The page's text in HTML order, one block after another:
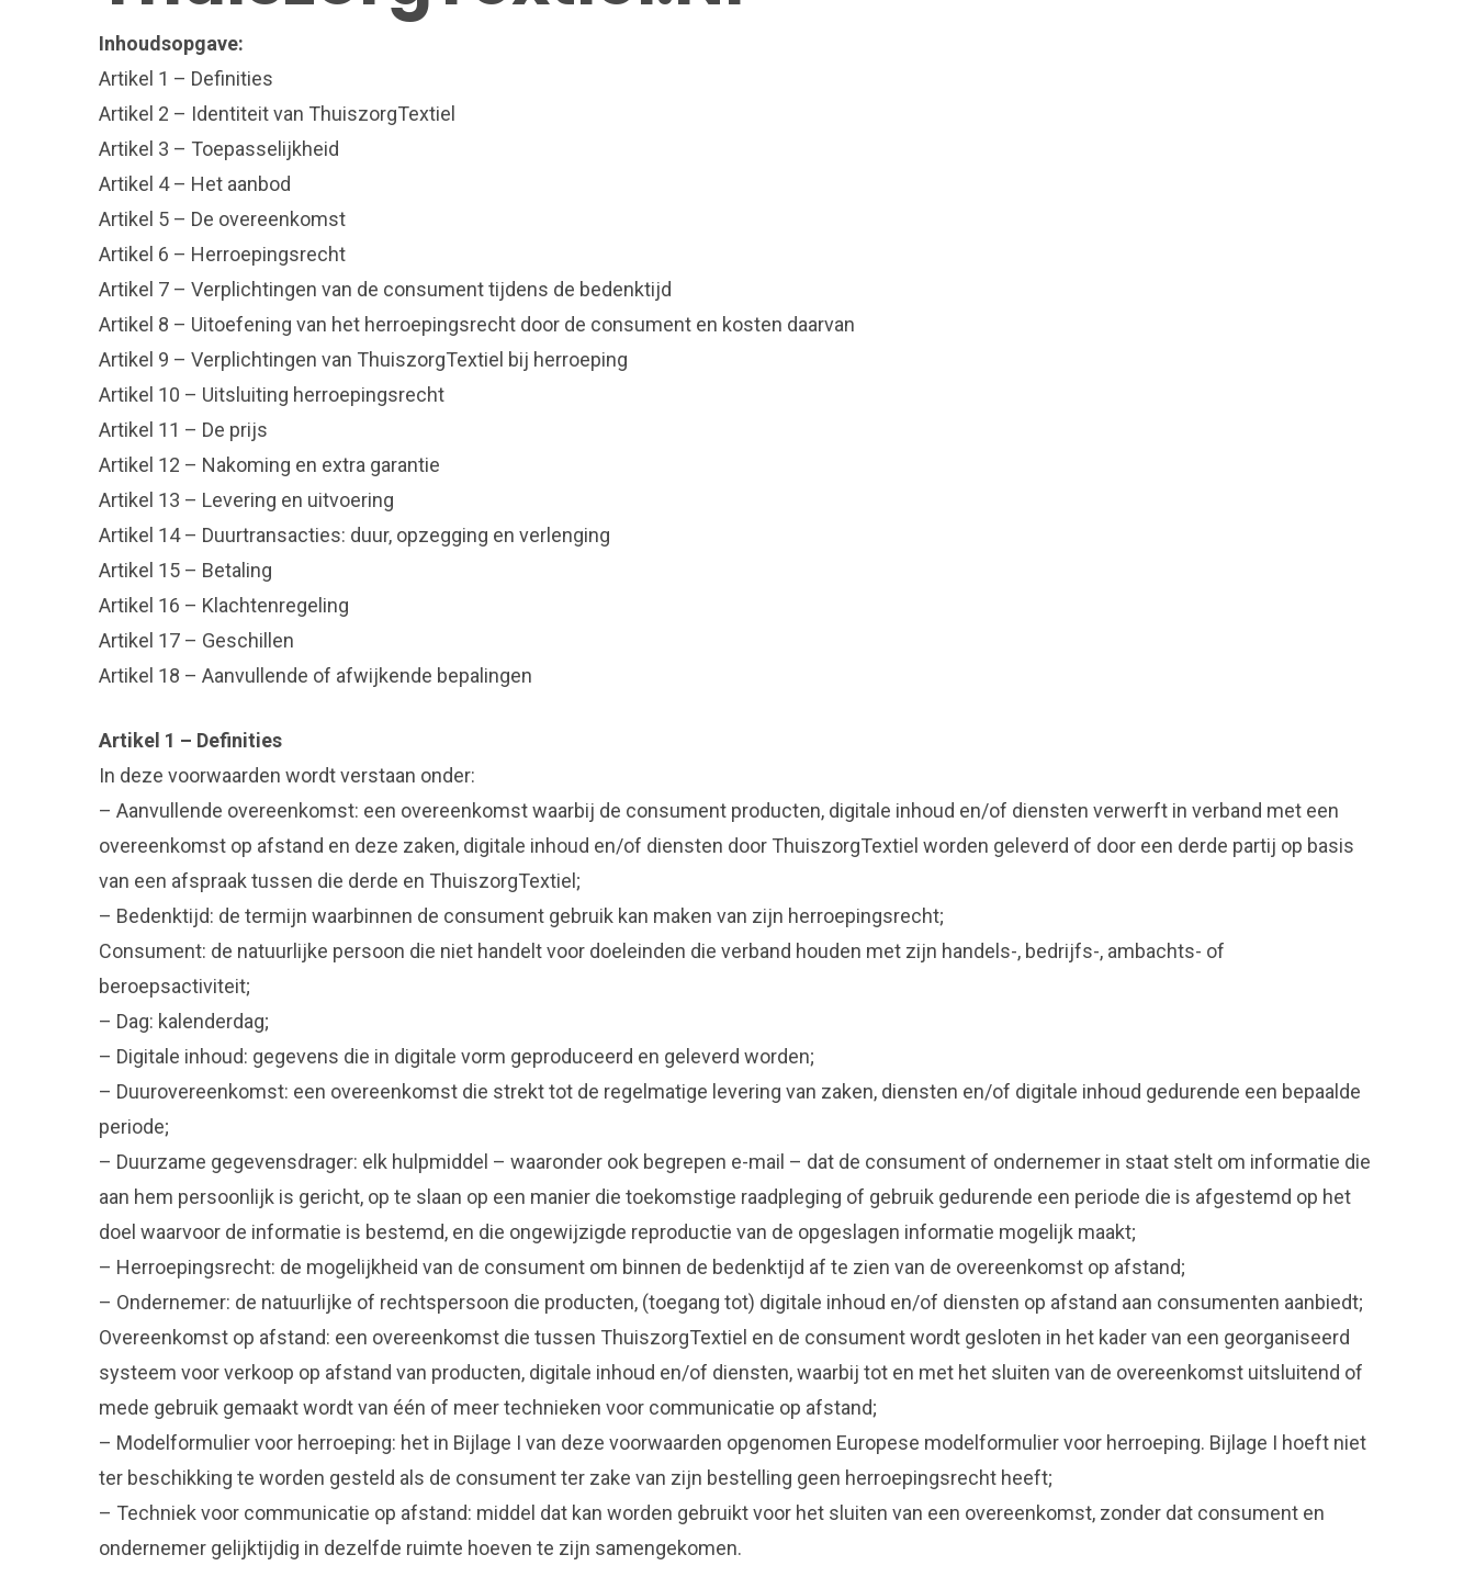
Inhoudsopgave:
Artikel 1 – Definities
Artikel 2 – Identiteit van ThuiszorgTextiel
Artikel 3 – Toepasselijkheid
Artikel 4 – Het aanbod
Artikel 5 – De overeenkomst
Artikel 6 – Herroepingsrecht
Artikel 7 – Verplichtingen van de consument tijdens de bedenktijd
Artikel 8 – Uitoefening van het herroepingsrecht door de consument en kosten daarvan
Artikel 9 – Verplichtingen van ThuiszorgTextiel bij herroeping
Artikel 10 – Uitsluiting herroepingsrecht
Artikel 11 – De prijs
Artikel 12 – Nakoming en extra garantie
Artikel 13 – Levering en uitvoering
Artikel 14 – Duurtransacties: duur, opzegging en verlenging
Artikel 15 – Betaling
Artikel 16 – Klachtenregeling
Artikel 17 – Geschillen
Artikel 18 – Aanvullende of afwijkende bepalingen
Artikel 1 – Definities
In deze voorwaarden wordt verstaan onder:
– Aanvullende overeenkomst: een overeenkomst waarbij de consument producten, digitale inhoud en/of diensten verwerft in verband met een
overeenkomst op afstand en deze zaken, digitale inhoud en/of diensten door ThuiszorgTextiel worden geleverd of door een derde partij op basis
van een afspraak tussen die derde en ThuiszorgTextiel;
– Bedenktijd: de termijn waarbinnen de consument gebruik kan maken van zijn herroepingsrecht;
Consument: de natuurlijke persoon die niet handelt voor doeleinden die verband houden met zijn handels-, bedrijfs-, ambachts- of
beroepsactiviteit;
– Dag: kalenderdag;
– Digitale inhoud: gegevens die in digitale vorm geproduceerd en geleverd worden;
– Duurovereenkomst: een overeenkomst die strekt tot de regelmatige levering van zaken, diensten en/of digitale inhoud gedurende een bepaalde
periode;
– Duurzame gegevensdrager: elk hulpmiddel – waaronder ook begrepen e-mail – dat de consument of ondernemer in staat stelt om informatie die
aan hem persoonlijk is gericht, op te slaan op een manier die toekomstige raadpleging of gebruik gedurende een periode die is afgestemd op het
doel waarvoor de informatie is bestemd, en die ongewijzigde reproductie van de opgeslagen informatie mogelijk maakt;
– Herroepingsrecht: de mogelijkheid van de consument om binnen de bedenktijd af te zien van de overeenkomst op afstand;
– Ondernemer: de natuurlijke of rechtspersoon die producten, (toegang tot) digitale inhoud en/of diensten op afstand aan consumenten aanbiedt;
Overeenkomst op afstand: een overeenkomst die tussen ThuiszorgTextiel en de consument wordt gesloten in het kader van een georganiseerd
systeem voor verkoop op afstand van producten, digitale inhoud en/of diensten, waarbij tot en met het sluiten van de overeenkomst uitsluitend of
mede gebruik gemaakt wordt van één of meer technieken voor communicatie op afstand;
– Modelformulier voor herroeping: het in Bijlage I van deze voorwaarden opgenomen Europese modelformulier voor herroeping. Bijlage I hoeft niet
ter beschikking te worden gesteld als de consument ter zake van zijn bestelling geen herroepingsrecht heeft;
– Techniek voor communicatie op afstand: middel dat kan worden gebruikt voor het sluiten van een overeenkomst, zonder dat consument en
ondernemer gelijktijdig in dezelfde ruimte hoeven te zijn samengekomen.